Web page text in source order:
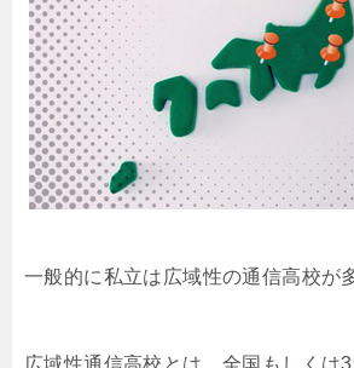
一般的に私立は広域性の通信高校が